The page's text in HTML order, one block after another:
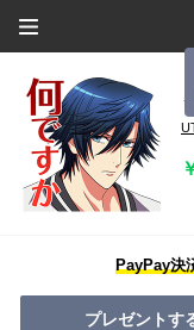
PayPay決
プレゼントす